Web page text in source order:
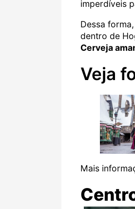
imperdíveis
Dessa
dentro de
Cerveja
Veja
Mais